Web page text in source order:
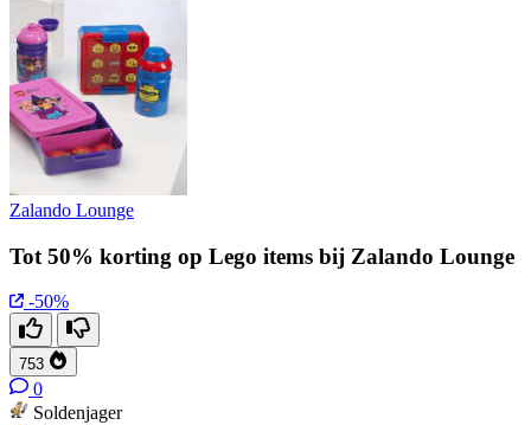
Zalando Lounge
Tot 50% korting op Lego items bij Zalando Lounge
-50%
753
0
Soldenjager